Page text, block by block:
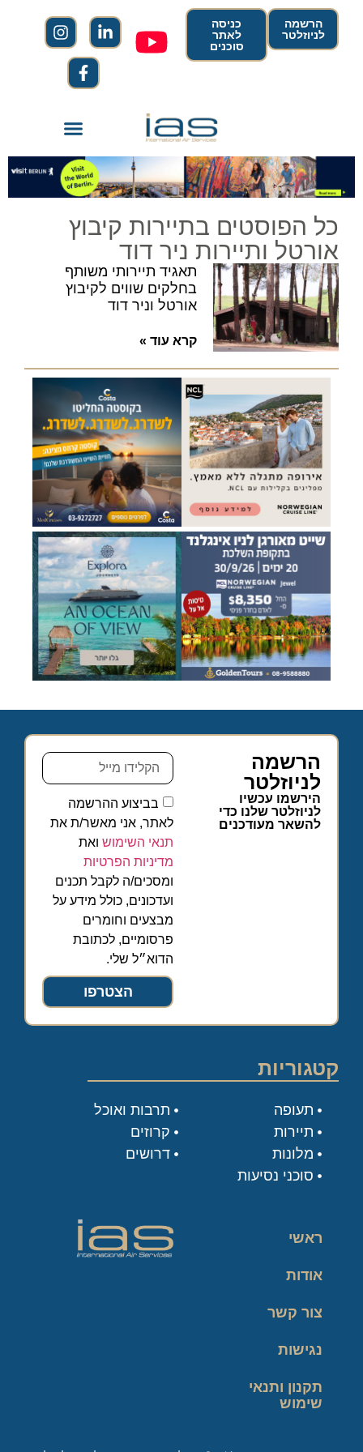
הרשמה
לניוזלטר
כניסה
לאתר
סוכנים
כל הפוסטים בתיירות קיבוץ
אורטל ותיירות ניר דוד
תאגיד תיירותי משותף
בחלקים שווים לקיבוץ
אורטל וניר דוד
קרא עוד »
הרשמה
לניוזלטר
הירשמו עכשיו
לניוזלטר שלנו כדי
להשאר מעודכנים
בביצוע ההרשמה
לאתר, אני מאשר/ת את
תנאי השימוש ואת
מדיניות הפרטיות
ומסכים/ה לקבל תכנים
ועדכונים, כולל מידע על
מבצעים וחומרים
פרסומיים, לכתובת
הדוא״ל שלי.
הצטרפו
קטגוריות
תעופה
תיירות
מלונות
סוכני נסיעות
תרבות ואוכל
קרוזים
דרושים
ראשי
אודות
צור קשר
נגישות
תקנון ותנאי
שימוש